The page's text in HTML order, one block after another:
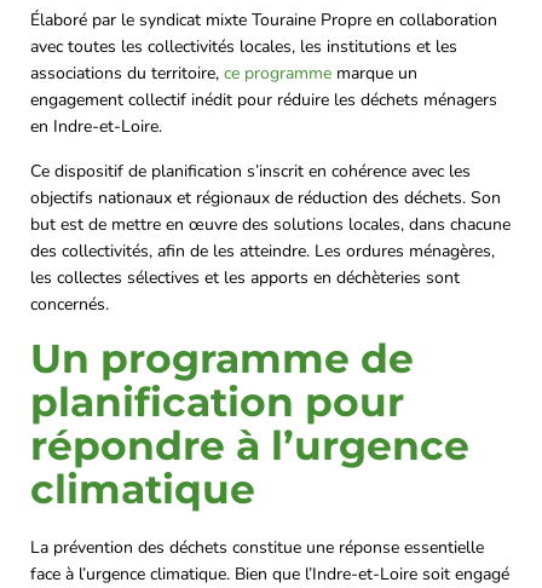
Élaboré par le syndicat mixte Touraine Propre en collaboration
avec toutes les collectivités locales, les institutions et les
associations du territoire, ce programme marque un
engagement collectif inédit pour réduire les déchets ménagers
en Indre-et-Loire.
Ce dispositif de planification s’inscrit en cohérence avec les
objectifs nationaux et régionaux de réduction des déchets. Son
but est de mettre en œuvre des solutions locales, dans chacune
des collectivités, afin de les atteindre. Les ordures ménagères,
les collectes sélectives et les apports en déchèteries sont
concernés.
Un programme de
planification pour
répondre à l’urgence
climatique
La prévention des déchets constitue une réponse essentielle
face à l’urgence climatique. Bien que l’Indre-et-Loire soit engagé